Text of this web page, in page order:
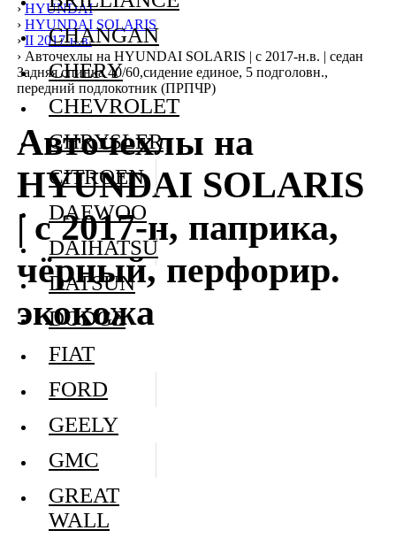
› HYUNDAI
› HYUNDAI SOLARIS
› II 2017-н.в.
› Авточехлы на HYUNDAI SOLARIS | с 2017-н.в. | седан
Задняя спинка 40/60,сидение единое, 5 подголовн.,
передний подлокотник (ПРПЧР)
Авточехлы на
HYUNDAI SOLARIS
| с 2017-н, паприка,
чёрный, перфорир.
экокожа
CHANGAN
CHERY
CHEVROLET
CHRYSLER
CITROEN
DAEWOO
DAIHATSU
DATSUN
DODGE
FIAT
FORD
GEELY
GMC
GREAT
WALL